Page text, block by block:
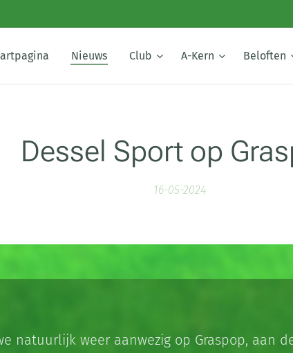
Nieuws Club A-Kern Beloften
Dessel Sport op
16-05-2024
natuurlijk weer aanwezig op Graspop, aan